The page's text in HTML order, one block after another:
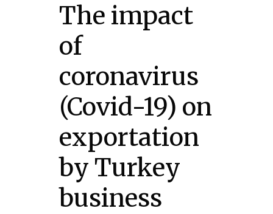
The impact
of
coronavirus
(Covid-19) on
exportation
by Turkey
business